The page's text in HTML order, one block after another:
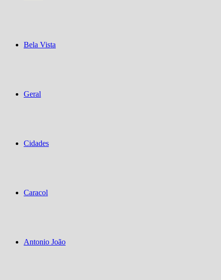
Bela Vista
Geral
Cidades
Caracol
Antonio João